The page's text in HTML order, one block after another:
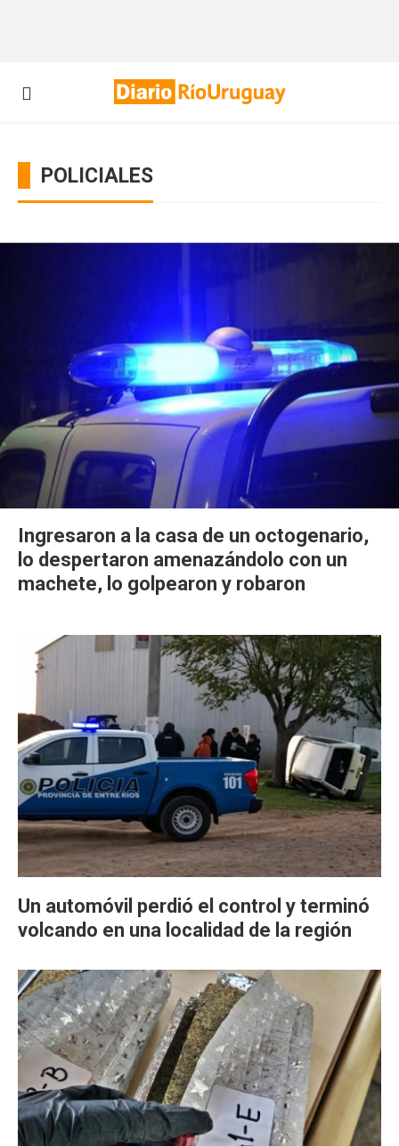
POLICIALES
Ingresaron a la casa de un octogenario,
lo despertaron amenazándolo con un
machete, lo golpearon y robaron
Un automóvil perdió el control y terminó
volcando en una localidad de la región